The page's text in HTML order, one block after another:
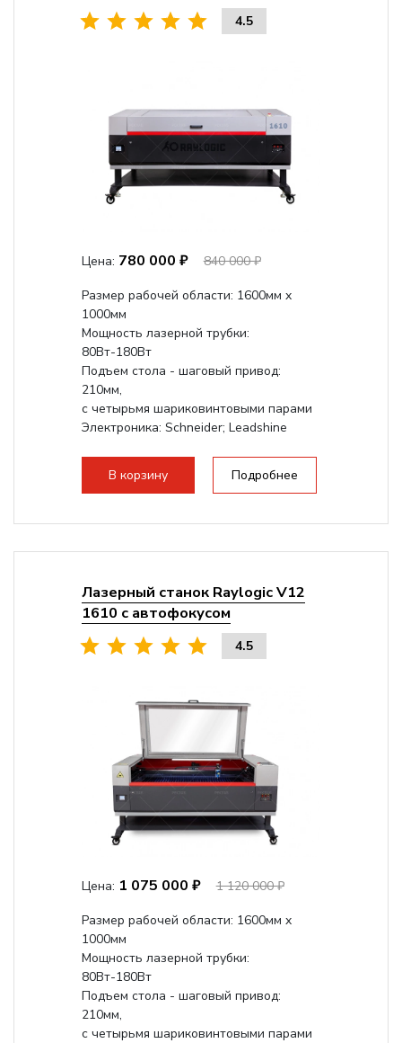
4.5
Цена: 780 000 ₽
840 000 ₽
Размер рабочей области: 1600мм x
1000мм
Мощность лазерной трубки:
80Вт-180Вт
Подъем стола - шаговый привод:
210мм,
с четырьмя шариковинтовыми парами
Электроника: Schneider; Leadshine
В корзину Подробнее
Лазерный станок Raylogic V12
1610 с автофокусом
4.5
Цена: 1 075 000 ₽
1 120 000 ₽
Размер рабочей области: 1600мм x
1000мм
Мощность лазерной трубки:
80Вт-180Вт
Подъем стола - шаговый привод:
210мм,
с четырьмя шариковинтовыми парами